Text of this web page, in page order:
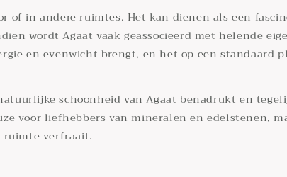
in andere ruimtes. Het kan dienen als een
wordt Agaat vaak geassocieerd met helende
en evenwicht brengt, en het op een standaard
schoonheid van Agaat benadrukt en
voor liefhebbers van mineralen en edelstenen,
ruimte verfraait.